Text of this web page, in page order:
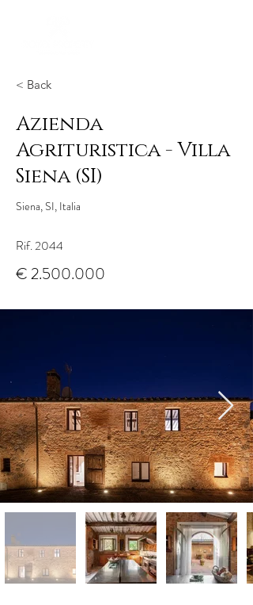
< Back
Azienda
Agrituristica - Villa
Siena (SI)
Siena, SI, Italia
Rif. 2044
€2.500.000